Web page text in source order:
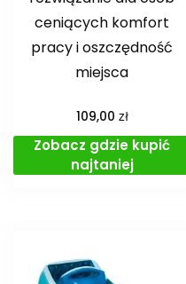
ceniących komfort
pracy i oszczędność
miejsca
109,00 zł
Zobacz gdzie kupić
najtaniej